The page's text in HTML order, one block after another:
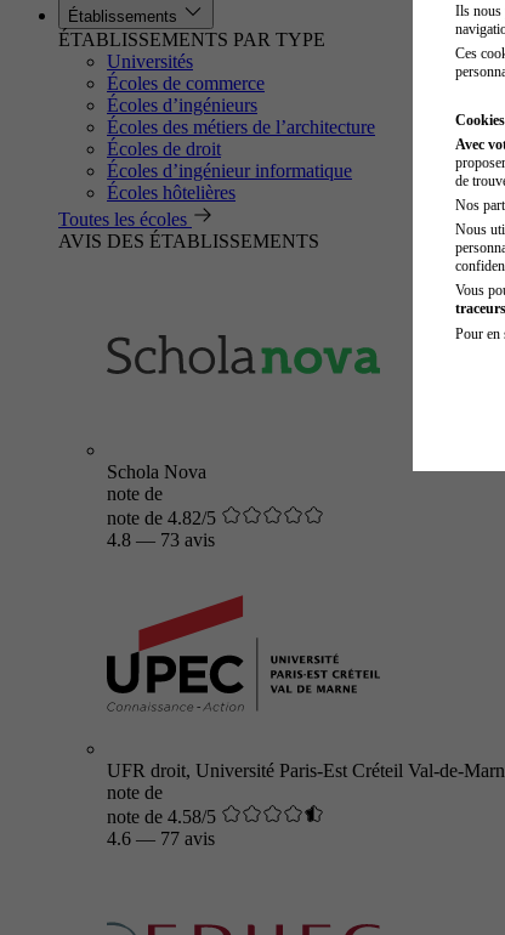
Établissements
ÉTABLISSEMENTS PAR TYPE
Universités
Écoles de commerce
Écoles d’ingénieurs
Écoles des métiers de l’architecture
Écoles de droit
Écoles d’ingénieur informatique
Écoles hôtelières
Toutes les écoles
AVIS DES ÉTABLISSEMENTS
Schola Nova
note de
note de 4.82/5
4.8 — 73 avis
UFR droit, Université Paris-Est Créteil Val-de-
note de
note de 4.58/5
4.6 — 77 avis
Ils nous
Ces
Avec
de
Nos
Nous
Vous
traceurs
Pour en